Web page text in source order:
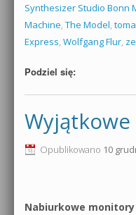
Synthesizer Studio Bonn
Machine, The Model,
Express, Wolfgang Flur,
Podziel się:
Wyjątkowe
Opublikowano 10
Nabiurkowe